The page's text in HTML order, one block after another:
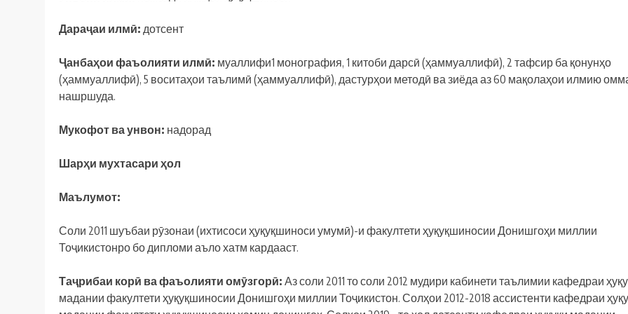
Дараҷаи илмӣ: дотсент
Ҷанбаҳои фаъолияти илмӣ: муаллифи1 монография, 1 китоби дарсӣ (ҳаммуаллифӣ), 2 тафсир ба қонунҳо
(ҳаммуаллифӣ), 5 воситаҳои таълимӣ (ҳаммуаллифӣ), дастурҳои методӣ ва зиёда аз 60 мақолаҳои илмию
нашршуда.
Мукофот ва унвон: надорад
Шарҳи мухтасари ҳол
Маълумот:
Соли 2011 шуъбаи рӯзонаи (ихтисоси ҳуқуқшиноси умумӣ)-и факултети ҳуқуқшиносии Донишгоҳи миллии
Тоҷикистонро бо дипломи аъло хатм кардааст.
Таҷрибаи корӣ вафаъолияти омӯзгорӣ: Аз соли 2011 то соли 2012 мудири кабинети таълимии кафедраи
мадании факултети ҳуқуқшиносии Донишгоҳи миллии Тоҷикистон. Солҳои 2012-2018 ассистенти кафедраи